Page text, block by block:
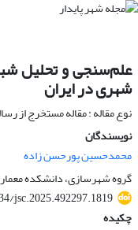
علم‌سنجی و تحلیل
شهری در ایران
نوع مقاله : مقاله مستخرج از
نویسندگان
محمدحسین پورحسن زاده
گروه شهرسازی، دانشکده
jsc.2025.492297.1819
چکیده